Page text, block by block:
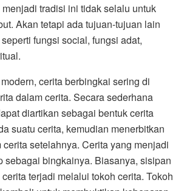
tradisi ini tidak selalu untuk
Akan tetapi ada tujuan-tujuan lain
fungsi social, fungsi adat,
cerita berbingkai sering di
dalam cerita. Secara sederhana
diartikan sebagai bentuk cerita
suatu cerita, kemudian menerbitkan
setelahnya. Cerita yang menjadi
sebagai bingkainya. Biasanya, sisipan
terjadi melalui tokoh cerita. Tokoh